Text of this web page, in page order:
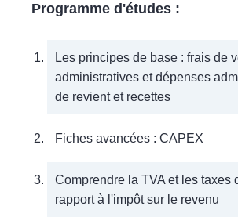
Programme d'études :
Les principes de base : frais de
administratives et dépenses
de revient et recettes
Fiches avancées : CAPEX
Comprendre la TVA et les taxes
rapport à l'impôt sur le revenu